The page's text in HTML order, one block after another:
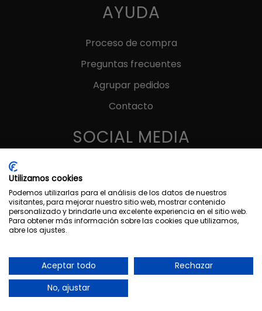
productoAYUDA
Proceso de compra
Preguntas frecuentes
Agrupar pedidos
Contacto
SOCIAL MEDIA
MÉTODOS DE PAGO
MARAKUIA © 2025 | Diseñado por
Utilizamos cookies
Podemos utilizarlas para el análisis de los datos de nuestros
visitantes, para mejorar nuestro sitio web, mostrar contenido
personalizado y brindarle una excelente experiencia en el sitio web.
Para obtener más información sobre las cookies que utilizamos,
abre los ajustes.
Aceptar todo
Rechazar
No, ajustar